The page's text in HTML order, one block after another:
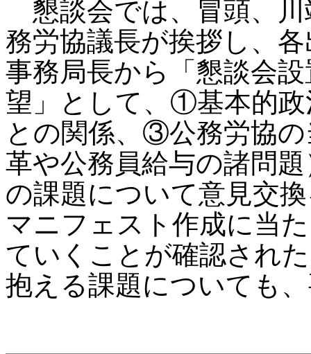
懇談会では、冒頭、川
務労協議長が挨拶し、
事務局長から「懇談会
望」として、①基本的
との関係、③公務労協
革や公務員給与の諸問
の課題について意見交
マニフェスト作成に当
ていくことが確認され
抱える課題についても